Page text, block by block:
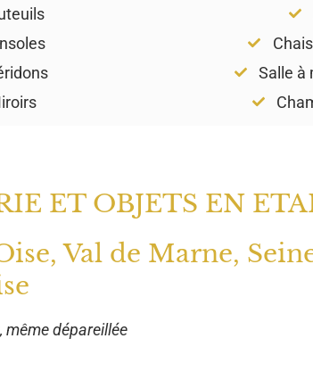
Salle à
ET OBJETS EN
Val de Marne,
même dépareillée